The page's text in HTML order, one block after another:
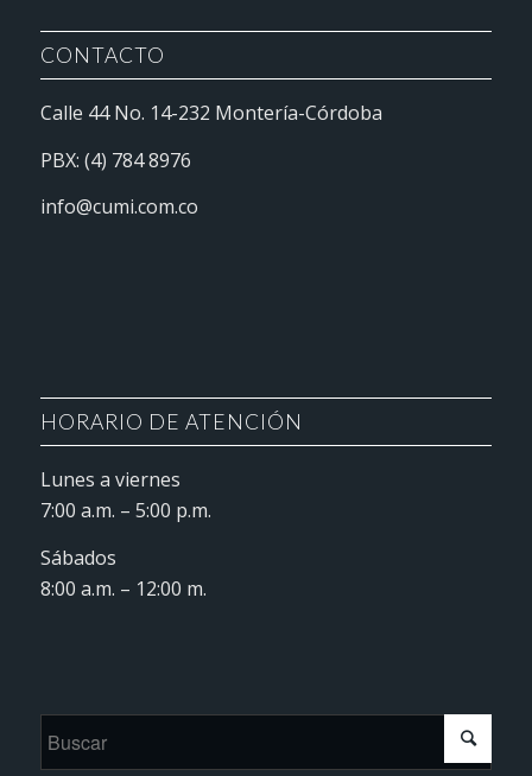
CONTACTO
Calle 44 No. 14-232 Montería-Córdoba
PBX: (4) 784 8976
info@cumi.com.co
HORARIO DE ATENCIÓN
Lunes a viernes
7:00 a.m. – 5:00 p.m.
Sábados
8:00 a.m. – 12:00 m.